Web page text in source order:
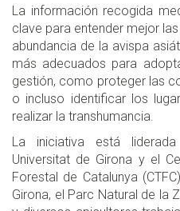
La información recogida
clave para entender mejor
abundancia de la avispa
más adecuados para
gestión, como proteger las
o incluso identificar los
realizar la transhumancia.
La iniciativa está
Universitat de Girona y el
Forestal de Catalunya
Girona, el Parc Natural de la